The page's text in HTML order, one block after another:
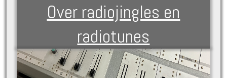
Over radiojingles en
radiotunes